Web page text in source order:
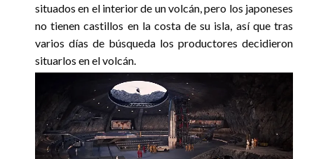
situados en el interior de un volcán, pero los japoneses
no tienen castillos en la costa de su isla, así que tras
varios días de búsqueda los productores decidieron
situarlos en el volcán.